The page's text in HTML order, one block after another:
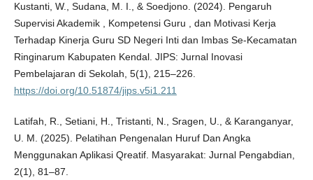
Kustanti, W., Sudana, M. I., & Soedjono. (2024). Pengaruh
Supervisi Akademik , Kompetensi Guru , dan Motivasi Kerja
Terhadap Kinerja Guru SD Negeri Inti dan Imbas Se-Kecamatan
Ringinarum Kabupaten Kendal. JIPS: Jurnal Inovasi
Pembelajaran di Sekolah, 5(1), 215–226.
https://doi.org/10.51874/jips.v5i1.211
Latifah, R., Setiani, H., Tristanti, N., Sragen, U., & Karanganyar,
U. M. (2025). Pelatihan Pengenalan Huruf Dan Angka
Menggunakan Aplikasi Qreatif. Masyarakat: Jurnal Pengabdian,
2(1), 81–87.